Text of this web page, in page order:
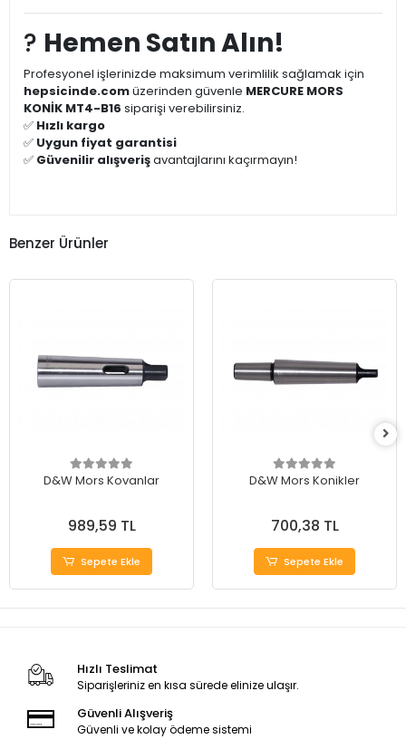
? Hemen Satın Alın!
Profesyonel işlerinizde maksimum verimlilik sağlamak için
hepsicinde.comüzerinden güvenle MERCURE MORS
KONİK MT4-B16 siparişi verebilirsiniz.
✅ Hızlı kargo
✅ Uygun fiyat garantisi
✅ Güvenilir alışverişavantajlarını kaçırmayın!
Benzer Ürünler
D&W Mors Kovanlar
989,59 TL
Sepete Ekle
D&W Mors Konikler
700,38 TL
Sepete Ekle
Hızlı Teslimat
Siparişleriniz en kısa sürede elinize ulaşır.
Güvenli Alışveriş
Güvenli ve kolay ödeme sistemi